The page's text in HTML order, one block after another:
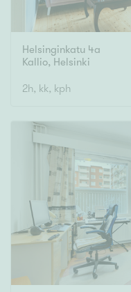
Helsinginkatu 4a
Kallio, Helsinki
2h, kk, kph